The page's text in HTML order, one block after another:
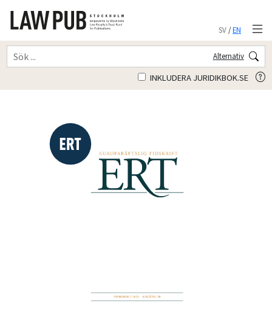
SV/EN
Alternativ
INKLUDERA JURIDIKBOK.SE